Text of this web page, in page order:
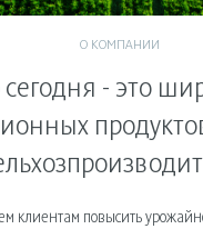
О КОМПАНИИ
- это
клиентам повысить